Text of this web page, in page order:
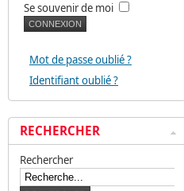
Se souvenir de moi
Mot de passe oublié ?
Identifiant oublié ?
RECHERCHER
Rechercher